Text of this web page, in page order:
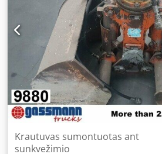
Krautuvas sumontuotas ant
sunkvežimio